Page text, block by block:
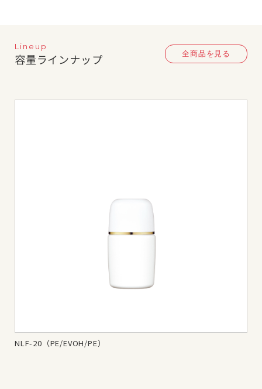
Lineup
容量ラインナップ 全商品を見る
NLF-20（PE/EVOH/PE）